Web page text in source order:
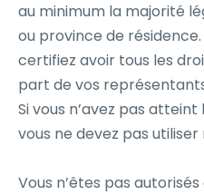
au minimum la majorité
ou province de
certifiez avoir tous les
part de vos
Si vous n’avez pas
vous ne devez pas utiliser
Vous n’êtes pas